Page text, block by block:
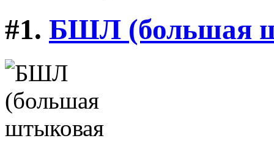
#1. БШЛ (большая